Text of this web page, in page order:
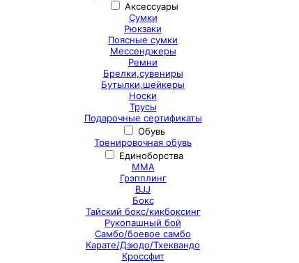
Аксессуары
Сумки
Рюкзаки
Поясные сумки
Мессенджеры
Ремни
Брелки,сувениры
Бутылки,шейкеры
Носки
Трусы
Подарочные сертификаты
Обувь
Тренировочная обувь
Единоборства
ММА
Грэпплинг
BJJ
Бокс
Тайский бокс/кикбоксинг
Рукопашный бой
Самбо/боевое самбо
Карате/Дзюдо/Тхеквандо
Кроссфит